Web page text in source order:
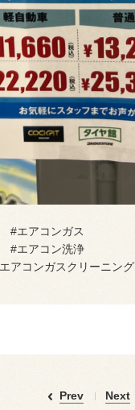
エアコンガス
エアコン洗浄
コンガスクリーニング
Prev Next